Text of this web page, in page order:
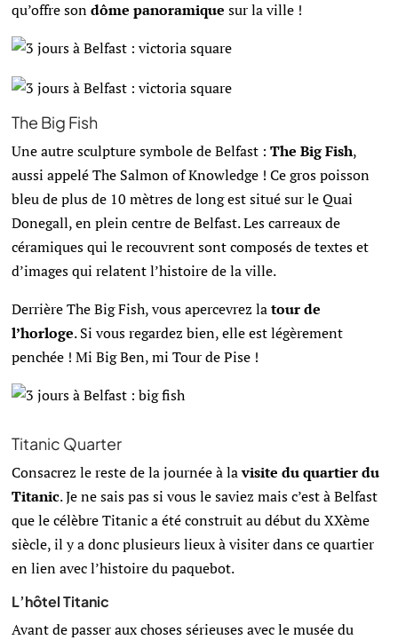
qu’offre sondôme panoramique sur la ville !
The Big Fish
Une autre sculpture symbole de Belfast :The Big Fish,
aussi appelé The Salmon of Knowledge ! Ce gros poisson
bleu de plus de 10 mètres de long est situé sur le Quai
Donegall, en plein centre de Belfast. Les carreaux de
céramiques qui le recouvrent sont composés de textes et
d’images qui relatent l’histoire de la ville.
Derrière The Big Fish, vous apercevrez latour de
l’horloge. Si vous regardez bien, elle est légèrement
penchée ! Mi Big Ben, mi Tour de Pise !
Titanic Quarter
Consacrez le reste de la journée à lavisite du quartier du
Titanic. Je ne sais pas si vous le saviez mais c’est à Belfast
que le célèbre Titanic a été construit au début du XXème
siècle, il y a donc plusieurs lieux à visiter dans ce quartier
en lien avec l’histoire du paquebot.
L’hôtel Titanic
Avant de passer aux choses sérieuses avec le musée du